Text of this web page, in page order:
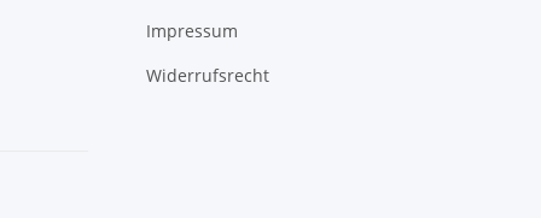
Impressum
Widerrufsrecht